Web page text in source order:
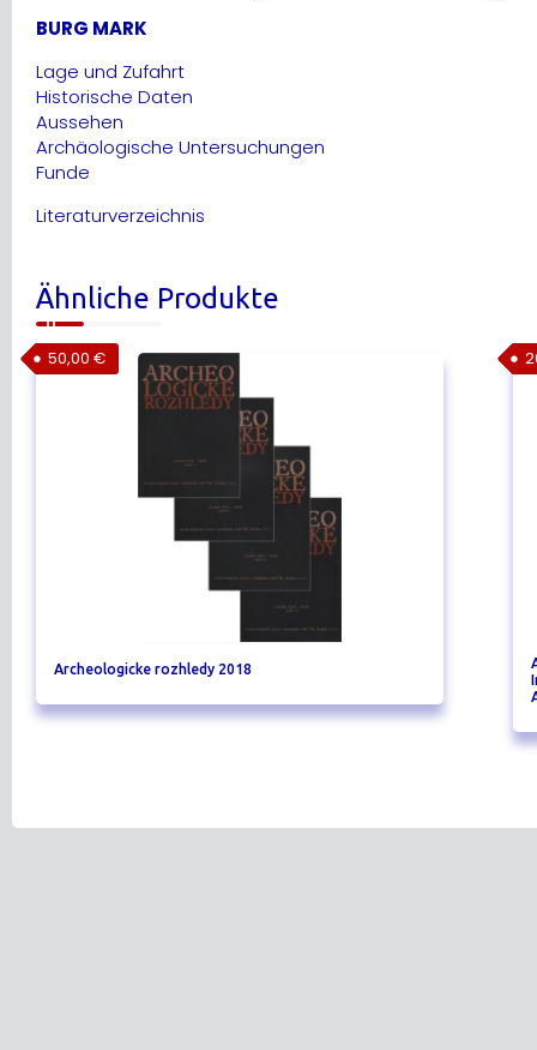
BURG MARK
Lage und Zufahrt
Historische Daten
Aussehen
Archäologische Untersuchungen
Funde
Literaturverzeichnis
Ähnliche Produkte
Archeologicke rozhledy 2018
50,00 €